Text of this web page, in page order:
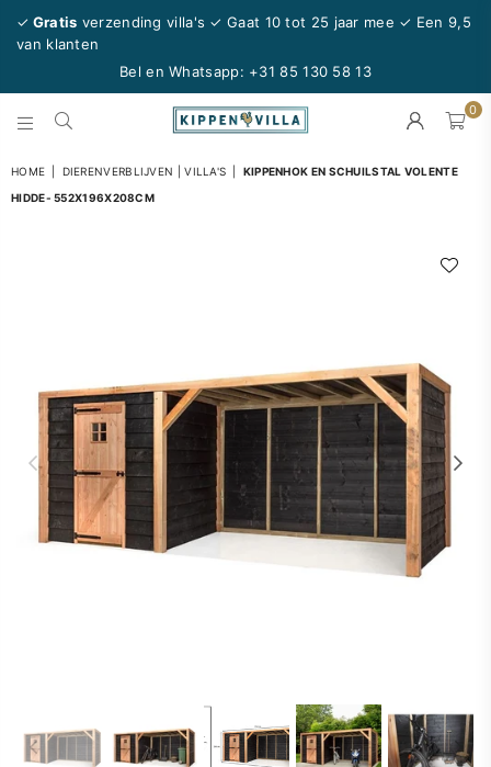
✓ Gratis verzending villa's ✓ Gaat 10 tot 25 jaar mee ✓ Een 9,5
van klanten
Bel en Whatsapp: +31 85 130 58 13
0
HOME DIERENVERBLIJVEN | VILLA'S
KIPPENHOK EN SCHUILSTAL VOLENTE
HIDDE- 552X196X208CM